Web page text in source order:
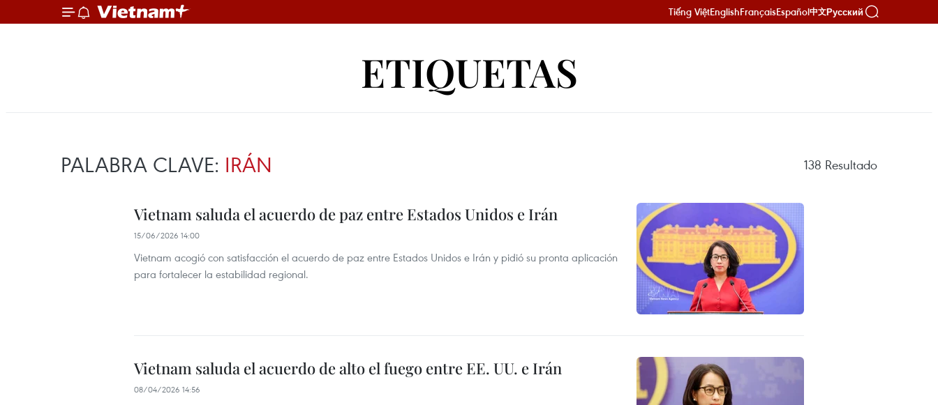
Tiếng ViệtEnglishFrançaisEspañol中文Русский
ETIQUETAS
PALABRA CLAVE: IRÁN 138 Resultado
Vietnam saluda el acuerdo de paz entre Estados Unidos e Irán
15/06/2026 14:00
Vietnam acogió con satisfacción el acuerdo de paz entre Estados Unidos e Irán y pidió su pronta aplicación
para fortalecer la estabilidad regional.
Vietnam saluda el acuerdo de alto el fuego entre EE. UU. e Irán
08/04/2026 14:56